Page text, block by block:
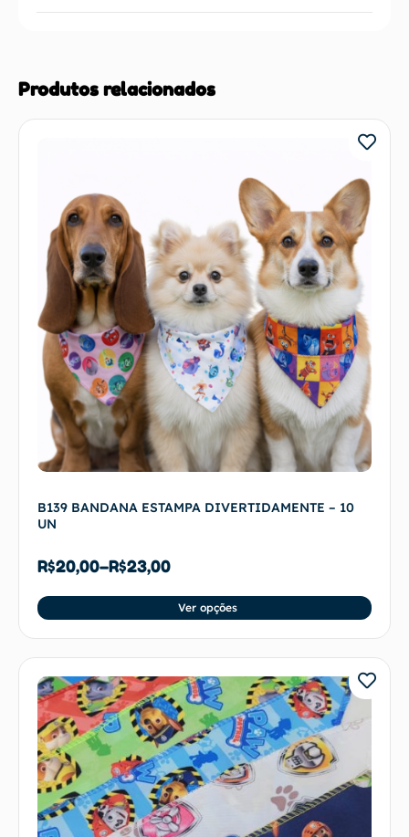
Produtos relacionados
B139 BANDANA ESTAMPA DIVERTIDAMENTE – 10
UN
R$20,00–R$23,00
Ver opções